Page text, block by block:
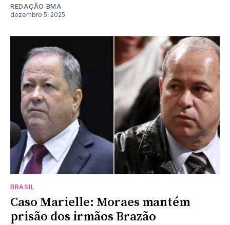
REDAÇÃO BMA
dezembro 5, 2025
BRASIL
Caso Marielle: Moraes mantém
prisão dos irmãos Brazão